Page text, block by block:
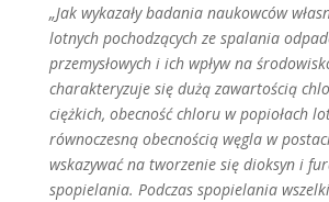
„Jak wykazały badania naukowców
lotnych pochodzących ze spalania
przemysłowych i ich wpływ na
charakteryzuje się dużą zawartością
ciężkich, obecność chloru w popiołach
równoczesną obecnością węgla w
wskazywać na tworzenie się dioksyn i
spopielania. Podczas spopielania